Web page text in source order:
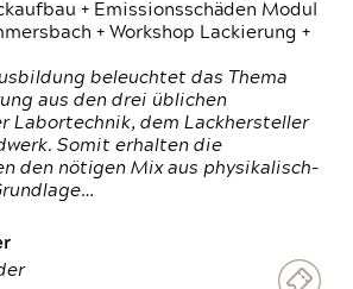
+ Emissionsschäden Modul
+ Workshop Lackierung +
beleuchtet das Thema
aus den drei üblichen
Labortechnik, dem Lackhersteller
Somit erhalten die
den nötigen Mix aus physikalisch-